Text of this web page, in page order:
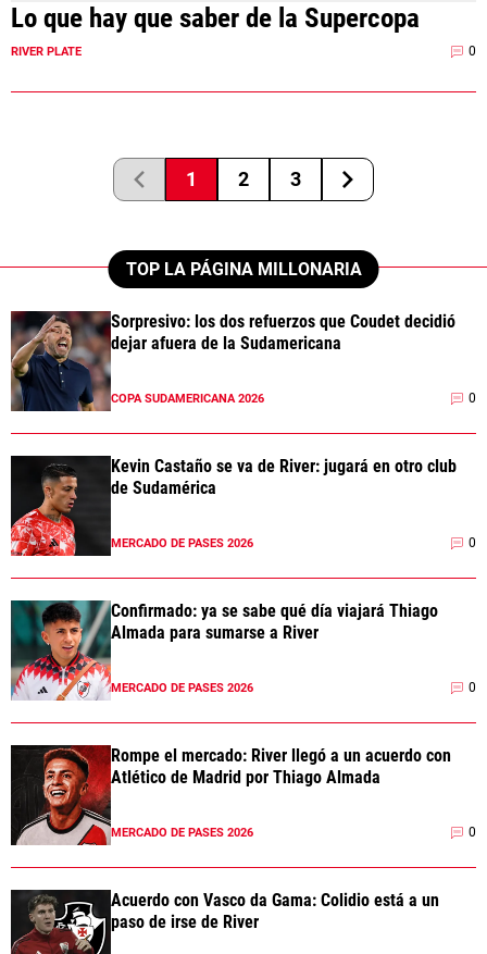
Lo que hay que saber de la Supercopa
RIVER PLATE 0
1 2 3
TOP LA PÁGINA MILLONARIA
Sorpresivo: los dos refuerzos que Coudet decidió
dejar afuera de la Sudamericana
COPA SUDAMERICANA 2026 0
Kevin Castaño se va de River: jugará en otro club
de Sudamérica
MERCADO DE PASES 2026 0
Confirmado: ya se sabe qué día viajará Thiago
Almada para sumarse a River
MERCADO DE PASES 2026 0
Rompe el mercado: River llegó a un acuerdo con
Atlético de Madrid por Thiago Almada
MERCADO DE PASES 2026 0
Acuerdo con Vasco da Gama: Colidio está a un
paso de irse de River